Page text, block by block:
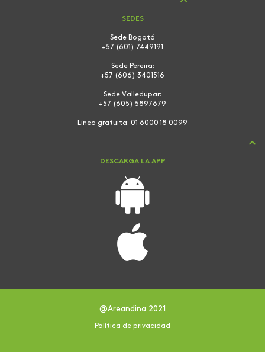
SEDES
Sede Bogotá
+57 (601) 7449191
Sede Pereira:
+57 (606) 3401516
Sede Valledupar:
+57 (605) 5897879
Línea gratuita: 01 8000 18 0099
DESCARGA LA APP
@Areandina 2021
Política de privacidad